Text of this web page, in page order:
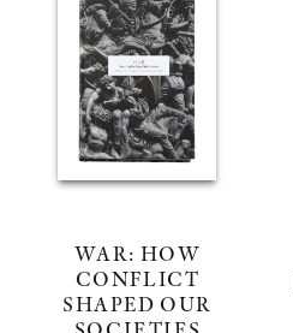
WAR: HOW
CONFLICT
SHAPED OUR